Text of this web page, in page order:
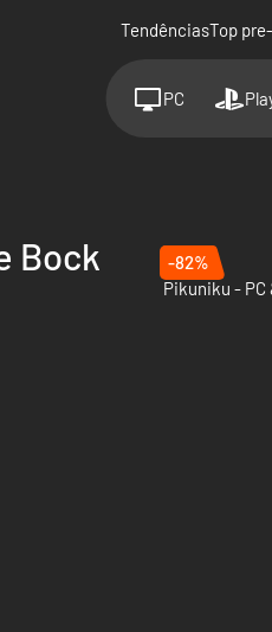
TendênciasTop
PC
Bock
-82%
Pikuniku - PC